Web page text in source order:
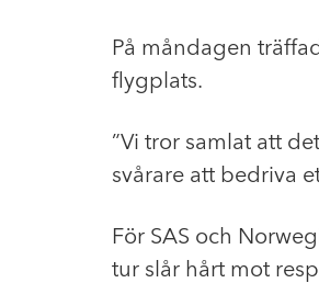
På måndagen
flygplats.
”Vi tror samlat att
svårare att bedriva
För SAS och
tur slår hårt mot